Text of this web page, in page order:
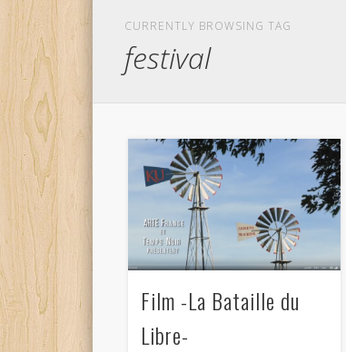
CURRENTLY BROWSING TAG
festival
Film -La Bataille du
Libre-